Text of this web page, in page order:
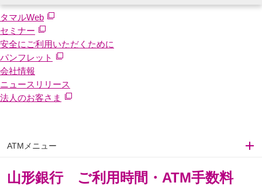
タマルWeb
セミナー
安全にご利用いただくために
パンフレット
会社情報
ニュースリリース
法人のお客さま
ATMメニュー
山形銀行 ご利用時間・ATM手数料